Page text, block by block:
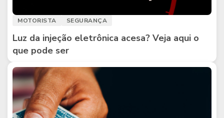
MOTORISTA SEGURANÇA
Luz da injeção eletrônica acesa? Veja aqui o
que pode ser